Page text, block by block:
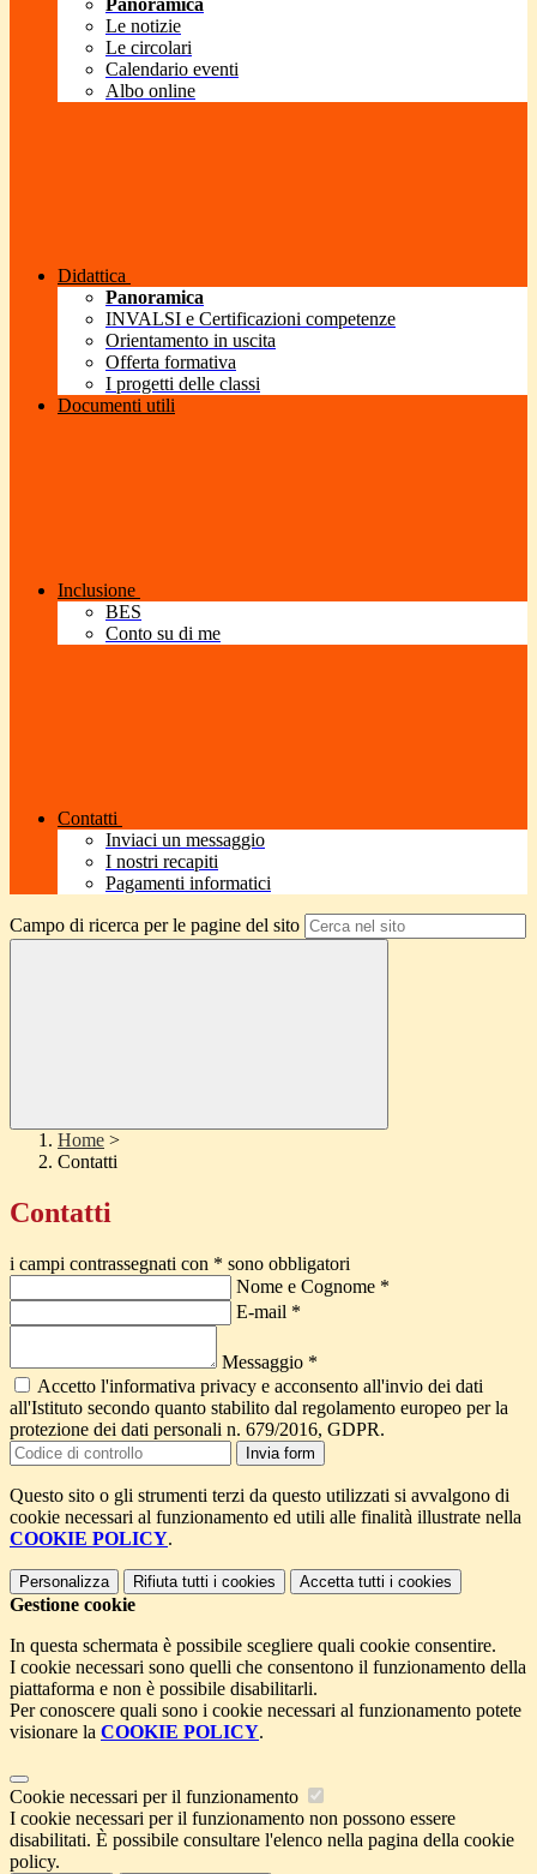
Panoramica
Le notizie
Le circolari
Calendario eventi
Albo online
Didattica
Panoramica
INVALSI e Certificazioni competenze
Orientamento in uscita
Offerta formativa
I progetti delle classi
Documenti utili
Inclusione
BES
Conto su di me
Contatti
Inviaci un messaggio
I nostri recapiti
Pagamenti informatici
Campo di ricerca per le pagine del sito
Home >
Contatti
Contatti
i campi contrassegnati con * sono obbligatori
Nome e Cognome *
E-mail *
Messaggio *
Accetto l'informativa privacy e acconsento all'invio dei dati
all'Istituto secondo quanto stabilito dal regolamento europeo per la
protezione dei dati personali n. 679/2016, GDPR.
Invia form
Questo sito o gli strumenti terzi da questo utilizzati si avvalgono di
cookie necessari al funzionamento ed utili alle finalità illustrate nella
COOKIE POLICY.
Personalizza Rifiuta tutti i cookies Accetta tutti i cookies
Gestione cookie
In questa schermata è possibile scegliere quali cookie consentire.
I cookie necessari sono quelli che consentono il funzionamento della
piattaforma e non è possibile disabilitarli.
Per conoscere quali sono i cookie necessari al funzionamento potete
visionare la COOKIE POLICY.
Cookie necessari per il funzionamento
I cookie necessari per il funzionamento non possono essere
disabilitati. È possibile consultare l'elenco nella pagina della cookie
policy.